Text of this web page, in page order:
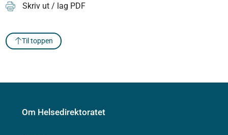
Skriv ut / lag PDF
Til toppen
Om Helsedirektoratet